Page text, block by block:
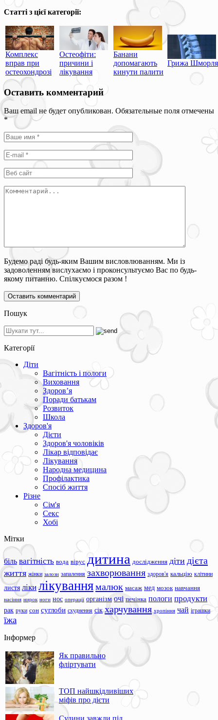
Статті з цієї категорії:
Комплекс
вправ при
остеохондрозі
Остеофіти:
причини і
лікування
Банани
допомагають
кинути палити
Грижа Шморля
Оставить комментарий
Ваш email не будет опубликован. Обязательные поля отмечены
*
Будемо раді будь-яким Вашим висловлюванням. Ми із
задоволенням вислухаємо і проконсультуємо Вас по будь-
якому питанню. Спілкуємося разом !
Пошук
Категорії
Діти
Вагітність і пологи
Виховання
Здоров’я
Поради батькам
Розвиток
Школа
Здоров'я
Дієти
Здоров'я чоловіків
Лікар відповідає
Лікування
Народна медицина
Профілактика
Спосіб життя
Різне
Сім'я
Секс
Хобі
Мітки
біль вагітність вода вірус дитина дослідження діти дієта
життя жінки залози запалення захворювання здоров'я кальцію клітини
листя ліки лікуваннямалюк масаж мед мозок навчання
насіння нирок ноги нос операції організм очі печінка пологи продукти
рак руки сон суглоби схуднення сік харчування хропіння чай іграшки
їжа
Інформер
Як правильно
фліртувати
ТОП найшкідливіших
міфів про дієти